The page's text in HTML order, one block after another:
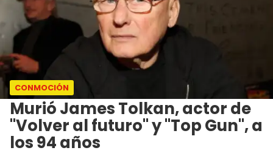
CONMOCIÓN
Murió James Tolkan, actor de
"Volver al futuro" y "Top Gun", a
los 94 años